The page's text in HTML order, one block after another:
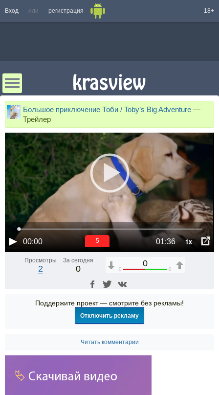
Вход или регистрация 18+
Большое приключение Тоби / Toby’s Big Adventure —
Трейлер
00:00 01:36 1x
5
Просмотры
2
За сегодня
0
0
0 0
Поддержите проект — смотрите без рекламы!
Отключить рекламу
Читать комментарии